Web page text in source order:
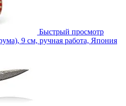
Быстрый просмотр
9 см, ручная работа, Япония